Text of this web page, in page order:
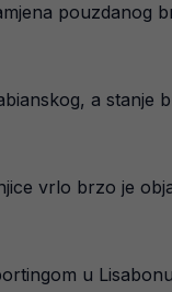
pouzdanog
a stanje
vrlo brzo je
u